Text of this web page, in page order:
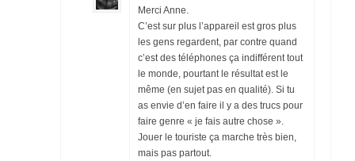
Merci Anne.
C’est sur plus l’appareil est gros plus
les gens regardent, par contre quand
c’est des téléphones ça indifférent tout
le monde, pourtant le résultat est le
même (en sujet pas en qualité). Si tu
as envie d’en faire il y a des trucs pour
faire genre « je fais autre chose ».
Jouer le touriste ça marche très bien,
mais pas partout.